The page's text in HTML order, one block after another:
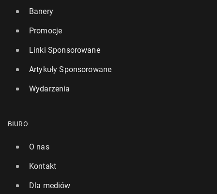
Banery
Promocje
Linki Sponsorowane
Artykuły Sponsorowane
Wydarzenia
BIURO
O nas
Kontakt
Dla mediów